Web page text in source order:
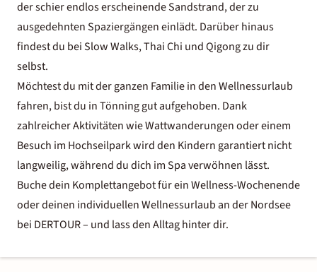
der schier endlos erscheinende Sandstrand, der zu
ausgedehnten Spaziergängen einlädt. Darüber hinaus
findest du bei Slow Walks, Thai Chi und Qigong zu dir
selbst.
Möchtest du mit der ganzen Familie in den Wellnessurlaub
fahren, bist du in Tönning gut aufgehoben. Dank
zahlreicher Aktivitäten wie Wattwanderungen oder einem
Besuch im Hochseilpark wird den Kindern garantiert nicht
langweilig, während du dich im Spa verwöhnen lässt.
Buche dein Komplettangebot für ein Wellness-Wochenende
oder deinen individuellen Wellnessurlaub an der Nordsee
bei DERTOUR – und lass den Alltag hinter dir.